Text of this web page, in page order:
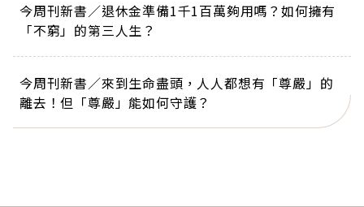
今周刊新書／退休金準備1千1百萬夠用嗎？如何擁有
「不窮」的第三人生？
今周刊新書／來到生命盡頭，人人都想有「尊嚴」的
離去！但「尊嚴」能如何守護？